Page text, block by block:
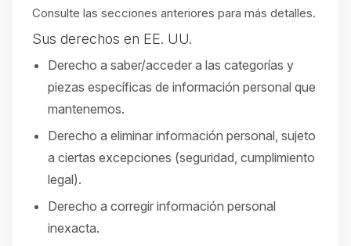
Consulte las secciones anteriores para más detalles.
Sus derechos en EE. UU.
Derecho a saber/acceder a las categorías y
piezas específicas de información personal que
mantenemos.
Derecho a eliminar información personal, sujeto
a ciertas excepciones (seguridad, cumplimiento
legal).
Derecho a corregir información personal
inexacta.